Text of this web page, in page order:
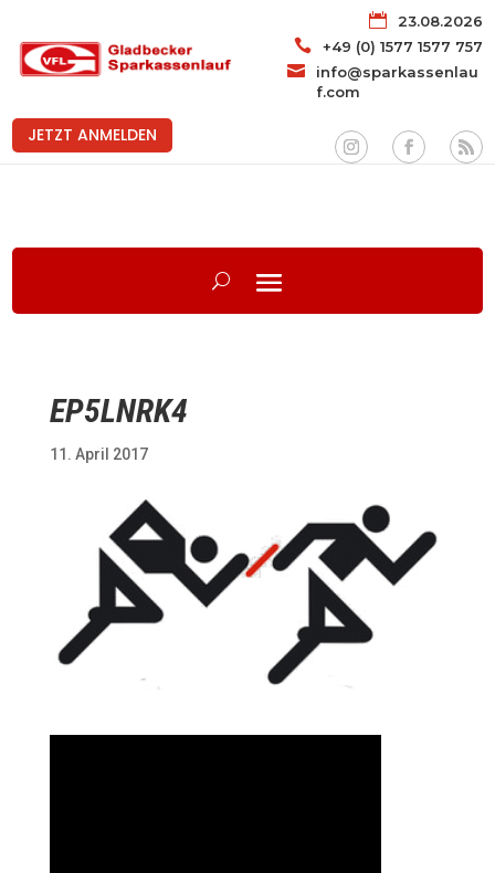

23.08.2026

+49 (0) 1577 1577 757

info@sparkassenlau
f.com
JETZT ANMELDEN
EP5LNRK4
11. April 2017